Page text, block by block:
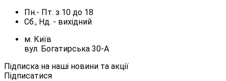
Пн.- Пт. з 10 до 18
Сб., Нд. - вихідний
м. Київ
вул. Богатирська 30-А
Підписка на наші новини та акції
Підписатися